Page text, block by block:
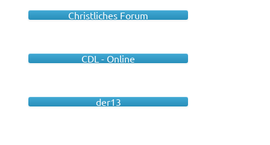
Christliches Forum
CDL - Online
der13